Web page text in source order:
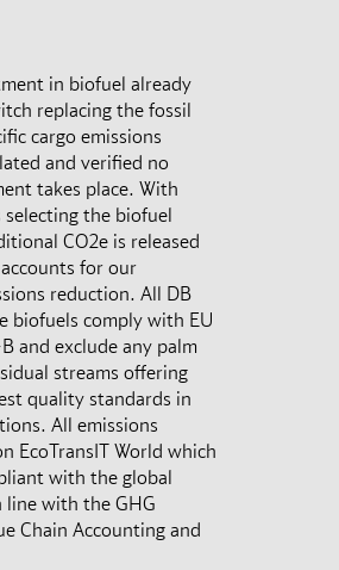
in biofuel already
replacing the fossil
cargo emissions
and verified no
takes place. With
the biofuel
CO2e is released
for our
reduction. All DB
biofuels comply with EU
and exclude any palm
streams offering
quality standards in
All emissions
EcoTransIT World which
with the global
line with the GHG
Chain Accounting and